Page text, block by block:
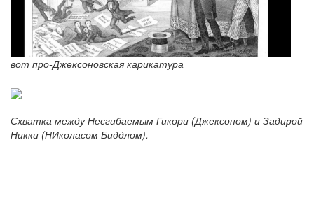
вот про-Джексоновская карикатура
Схватка между Несгибаемым Гикори (Джексоном) и Задирой
Никки (НИколасом Биддлом).